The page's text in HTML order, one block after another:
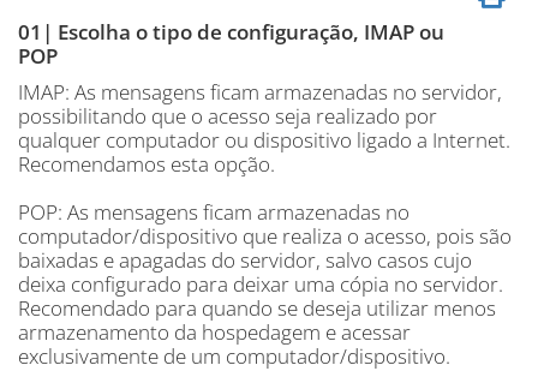
01| Escolha o tipo de configuração, IMAP ou
POP
IMAP: As mensagens ficam armazenadas no servidor,
possibilitando que o acesso seja realizado por
qualquer computador ou dispositivo ligado a Internet.
Recomendamos esta opção.
POP: As mensagens ficam armazenadas no
computador/dispositivo que realiza o acesso, pois são
baixadas e apagadas do servidor, salvo casos cujo
deixa configurado para deixar uma cópia no servidor.
Recomendado para quando se deseja utilizar menos
armazenamento da hospedagem e acessar
exclusivamente de um computador/dispositivo.